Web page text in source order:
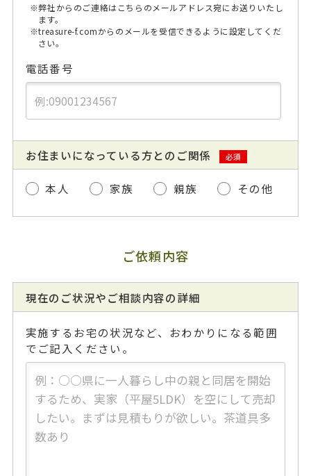
※弊社からのご連絡はこちらのメールアドレス宛にお送りいたし
ます。
※treasure-f.comからのメールを受信できるように設定してくだ
さい。
電話番号
お住まいになっている方とのご関係 必須
本人 家族 親族 その他
ご依頼内容
現在のご状況やご相談内容の詳細
実施するお宅の状況など、おわかりになる範囲
でご記入ください。